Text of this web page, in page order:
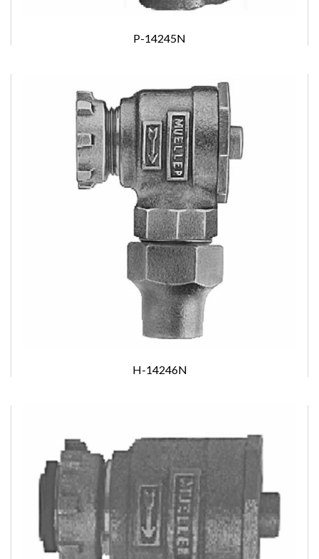
P-14245N
H-14246N